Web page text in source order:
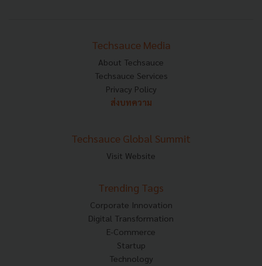
Techsauce Media
About Techsauce
Techsauce Services
Privacy Policy
ส่งบทความ
Techsauce Global Summit
Visit Website
Trending Tags
Corporate Innovation
Digital Transformation
E-Commerce
Startup
Technology